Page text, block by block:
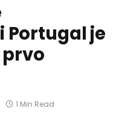
Portugal je
1 Min Read